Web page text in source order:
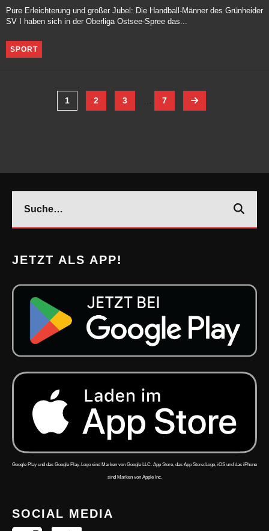
Pure Erleichterung und großer Jubel: Die Handball-Männer des Grünheider
SV I haben sich in der Oberliga Ostsee-Spree das...
SPORT
1 2 3 7
JETZT ALS APP!
Google Play und das Google Play-Logo sind Marken von Google LLC. App Store, das App Store-Logo, iOS und das iPhone
sind Marken von Apple Inc.
SOCIAL MEDIA